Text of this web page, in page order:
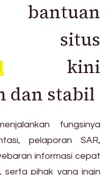
situs
kini
dan stabil
fungsinya
pelaporan SAR,
informasi cepat
serta pihak yang ingin